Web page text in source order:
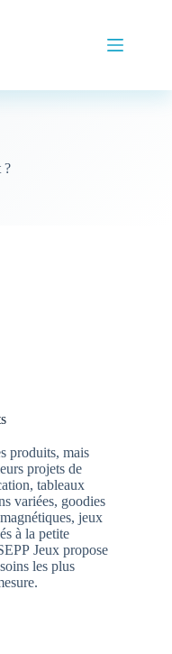
?
produits, mais
projets de
tableaux
variées, goodies
jeux
à la petite
les plus